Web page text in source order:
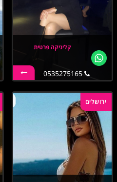
קליניקה פרטית
0535275165
ירושלים